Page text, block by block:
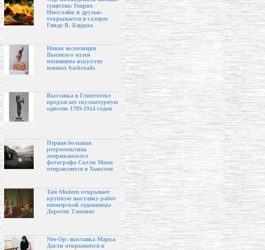
существа: Генрих
Нюссляйн и друзья»
открывается в галерее
Гвидо В. Баудаха
Новая экспозиция
Высокого музея
посвящена искусству
южных backroads
Выставка в Глиптотеке
предлагает скульптурную
одиссею 1789-1914 годов
Первая большая
ретроспектива
американского
фотографа Салли Манн
отправляется в Хьюстон
Tate Modern открывает
крупную выставку работ
пионерской художницы
Доротеи Таннинг
Neo-Op: выставка Марка
Дагли открывается в